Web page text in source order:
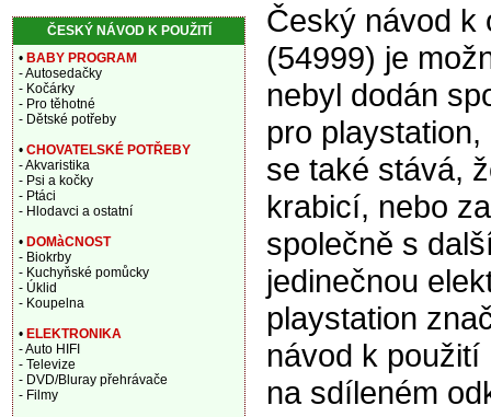
Český návod k
(54999) je
nebyl dodán
pro
se také stává,
krabicí, nebo
společně s
jedinečnou
playstation
návod k
na sdíleném
ČESKÝ NÁVOD K POUŽITÍ
• BABY PROGRAM
- Autosedačky
- Kočárky
- Pro těhotné
- Dětské potřeby
• CHOVATELSKÉ POTŘEBY
- Akvaristika
- Psi a kočky
- Ptáci
- Hlodavci a ostatní
• DOMàCNOST
- Biokrby
- Kuchyňské pomůcky
- Úklid
- Koupelna
• ELEKTRONIKA
- Auto HIFI
- Televize
- DVD/Bluray přehrávače
- Filmy